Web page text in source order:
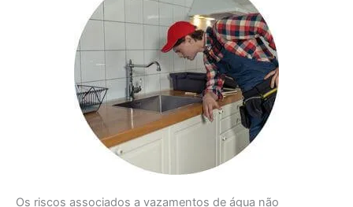
Os riscos associados a vazamentos de água não